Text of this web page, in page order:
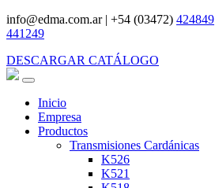
info@edma.com.ar| +54 (03472) 424849
441249
DESCARGAR CATÁLOGO
Inicio
Empresa
Productos
Transmisiones Cardánicas
K526
K521